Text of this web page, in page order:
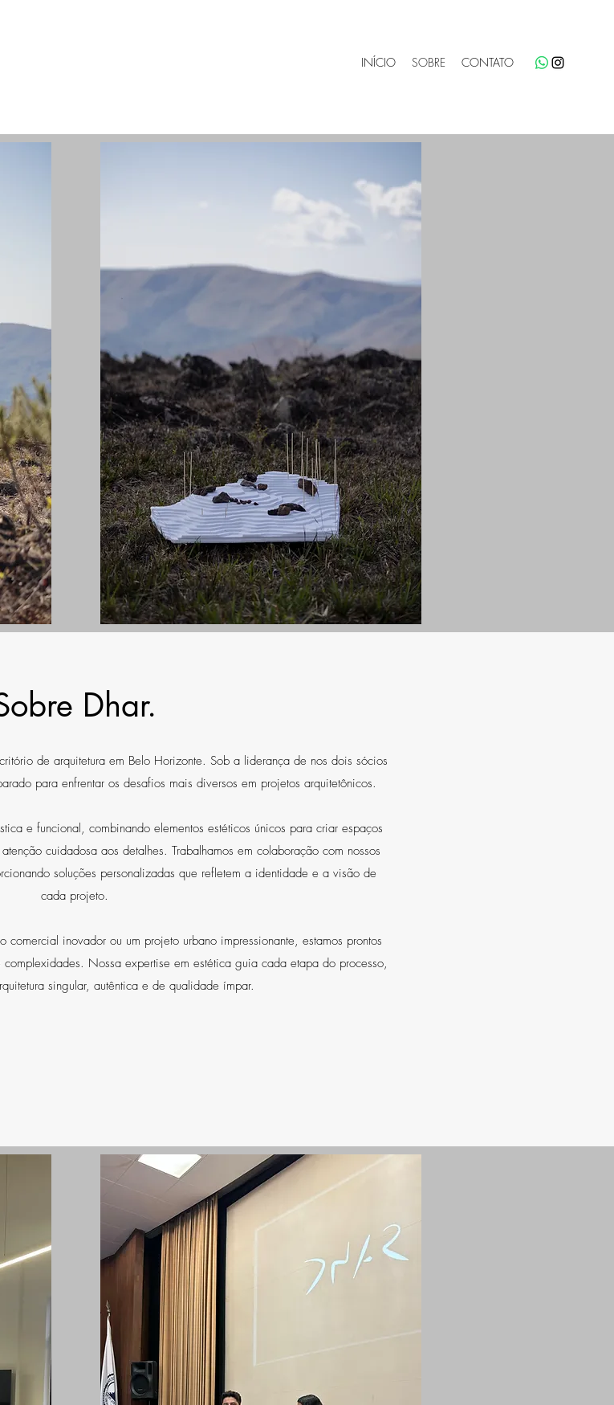
INÍCIO SOBRE CONTATO
Dhar.
de arquitetura em Belo Horizonte. Sob a liderança de nos dois sócios
para enfrentar os desafios mais diversos em projetos arquitetônicos.
e funcional, combinando elementos estéticos únicos para criar espaços
cuidadosa aos detalhes. Trabalhamos em colaboração com nossos
soluções personalizadas que refletem a identidade e a visão de
cada projeto.
inovador ou um projeto urbano impressionante, estamos prontos
Nossa expertise em estética guia cada etapa do processo,
singular, autêntica e de qualidade ímpar.